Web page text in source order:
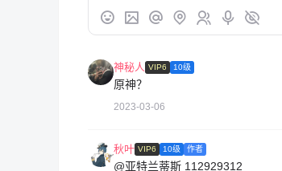
神秘人 VIP6 10级
原神？
2023-03-06
秋叶 VIP6 10级 作者
@亚特兰蒂斯 112929312